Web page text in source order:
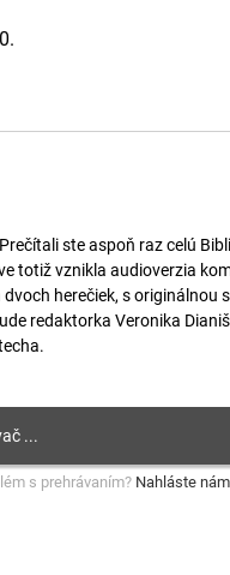
ste aspoň raz celú
totiž vznikla audioverzia
herečiek, s originálnou
redaktorka Veronika
s prehrávaním? Nahláste